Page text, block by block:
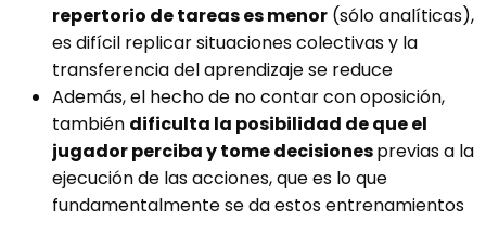
repertorio de tareas es menor (sólo analíticas),
es difícil replicar situaciones colectivas y la
transferencia del aprendizaje se reduce
Además, el hecho de no contar con oposición,
también dificulta la posibilidad de que el
jugador perciba y tome decisionesprevias a la
ejecución de las acciones, que es lo que
fundamentalmente se da estos entrenamientos